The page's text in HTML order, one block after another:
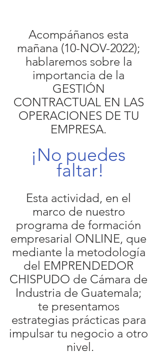
Acompáñanos esta
mañana (10-NOV-2022);
hablaremos sobre la
importancia de la
GESTIÓN
CONTRACTUAL EN LAS
OPERACIONES DE TU
EMPRESA.
¡No puedes
faltar!
Esta actividad, en el
marco de nuestro
programa de formación
empresarial ONLINE, que
mediante la metodología
del EMPRENDEDOR
CHISPUDO de Cámara de
Industria de Guatemala;
te presentamos
estrategias prácticas para
impulsar tu negocio a otro
nivel.